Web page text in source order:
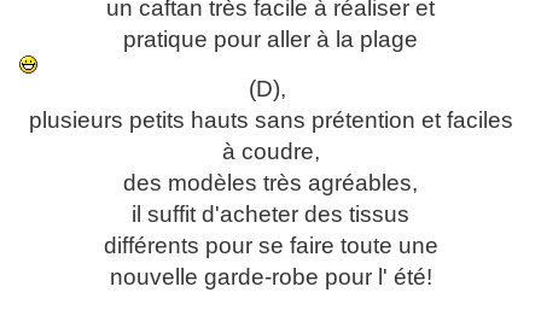
un caftan très facile à réaliser et
pratique pour aller à la plage
(D),
plusieurs petits hauts sans prétention et faciles
à coudre,
des modèles très agréables,
il suffit d'acheter des tissus
différents pour se faire toute une
nouvelle garde-robe pour l' été!